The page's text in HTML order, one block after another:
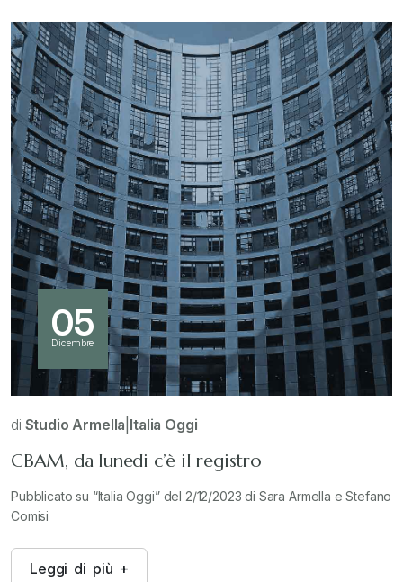
05
Dicembre
di Studio Armella Italia Oggi
CBAM, da lunedi c’è il registro
Pubblicato su “Italia Oggi” del 2/12/2023 di Sara Armella e Stefano
Comisi
Leggi di più +